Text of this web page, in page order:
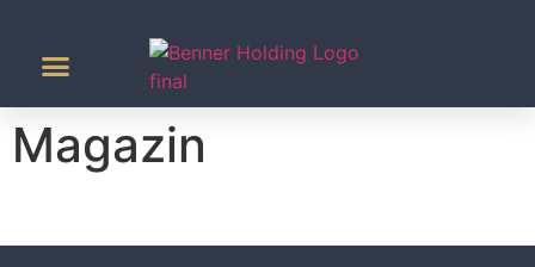
Magazin